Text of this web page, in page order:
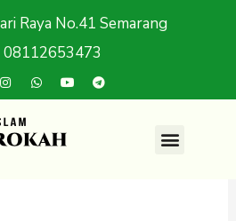
Raya No.41 Semarang
08112653473